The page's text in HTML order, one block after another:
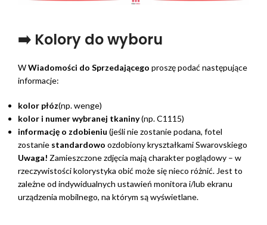
➡️ Kolory do wyboru
WWiadomości do Sprzedającego proszę podać następujące
informacje:
kolor płóz(np. wenge)
kolor i numer wybranej tkaniny(np. C1115)
informację o zdobieniu (jeśli nie zostanie podana, fotel
zostanie standardowo ozdobiony kryształkami Swarovskiego
Uwaga! Zamieszczone zdjęcia mają charakter poglądowy – w
rzeczywistości kolorystyka obić może się nieco różnić. Jest to
zależne od indywidualnych ustawień monitora i/lub ekranu
urządzenia mobilnego, na którym są wyświetlane.